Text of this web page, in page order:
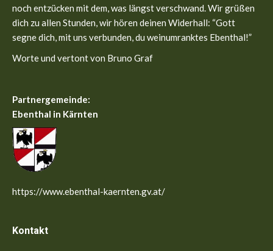
noch entzücken mit dem, was längst verschwand. Wir grüßen
dich zu allen Stunden, wir hören deinen Widerhall: “Gott
segne dich, mit uns verbunden, du weinumranktes Ebenthal!”
Worte und vertont von Bruno Graf
Partnergemeinde:
Ebenthal in Kärnten
https://www.ebenthal-kaernten.gv.at/
Kontakt